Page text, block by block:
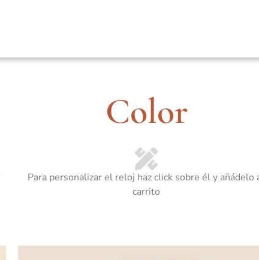
Color
Para personalizar el reloj haz click sobre él y añádelo
carrito